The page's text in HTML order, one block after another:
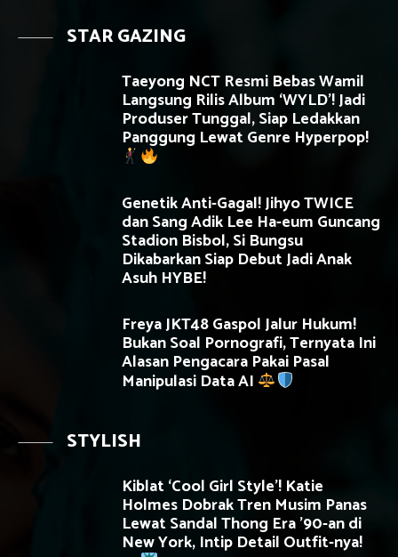
STAR GAZING
Taeyong NCT Resmi Bebas Wamil
Langsung Rilis Album ‘WYLD’! Jadi
Produser Tunggal, Siap Ledakkan
Panggung Lewat Genre Hyperpop!
Genetik Anti-Gagal! Jihyo TWICE
dan Sang Adik Lee Ha-eum Guncang
Stadion Bisbol, Si Bungsu
Dikabarkan Siap Debut Jadi Anak
Asuh HYBE!
Freya JKT48 Gaspol Jalur Hukum!
Bukan Soal Pornografi, Ternyata Ini
Alasan Pengacara Pakai Pasal
Manipulasi Data AI
STYLISH
Kiblat ‘Cool Girl Style’! Katie
Holmes Dobrak Tren Musim Panas
Lewat Sandal Thong Era ’90-an di
New York, Intip Detail Outfit-nya!